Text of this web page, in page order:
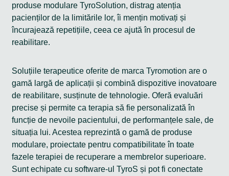
produse modulare TyroSolution, distrag atenția
pacienților de la limitările lor, îi mențin motivați și
încurajează repetițiile, ceea ce ajută în procesul de
reabilitare.
Soluțiile terapeutice oferite de marca Tyromotion are o
gamă largă de aplicații și combină dispozitive inovatoare
de reabilitare, susținute de tehnologie. Oferă evaluări
precise și permite ca terapia să fie personalizată în
funcție de nevoile pacientului, de performanțele sale, de
situația lui. Acestea reprezintă o gamă de produse
modulare, proiectate pentru compatibilitate în toate
fazele terapiei de recuperare a membrelor superioare.
Sunt echipate cu software-ul TyroS și pot fi conectate